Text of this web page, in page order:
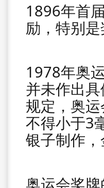
1896年首
励，特别
1978年奥
并未作出
规定，奥
不得小于3
银子制作
奥运会奖